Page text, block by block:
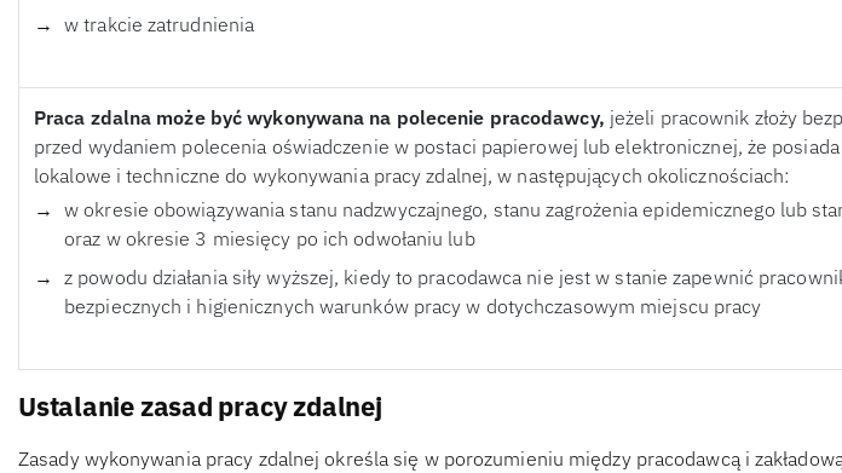
w trakcie zatrudnienia
Praca zdalna może być wykonywana na polecenie pracodawcy, jeżeli pracownik złoży
przed wydaniem polecenia oświadczenie w postaci papierowej lub elektronicznej, że
lokalowe i techniczne do wykonywania pracy zdalnej, w następujących okolicznościach:
w okresie obowiązywania stanu nadzwyczajnego, stanu zagrożenia epidemicznego lub
oraz w okresie 3 miesięcy po ich odwołaniu lub
z powodu działania siły wyższej, kiedy to pracodawca nie jest w stanie zapewnić
bezpiecznych i higienicznych warunków pracy w dotychczasowym miejscu pracy
Ustalanie zasad pracy zdalnej
Zasady wykonywania pracy zdalnej określa się w porozumieniu między pracodawcą i